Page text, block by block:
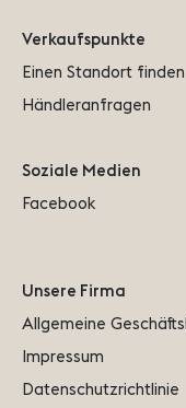
Verkaufspunkte
Einen Standort finden
Händleranfragen
Soziale Medien
Facebook
Unsere Firma
Allgemeine
Impressum
Datenschutzrichtlinie